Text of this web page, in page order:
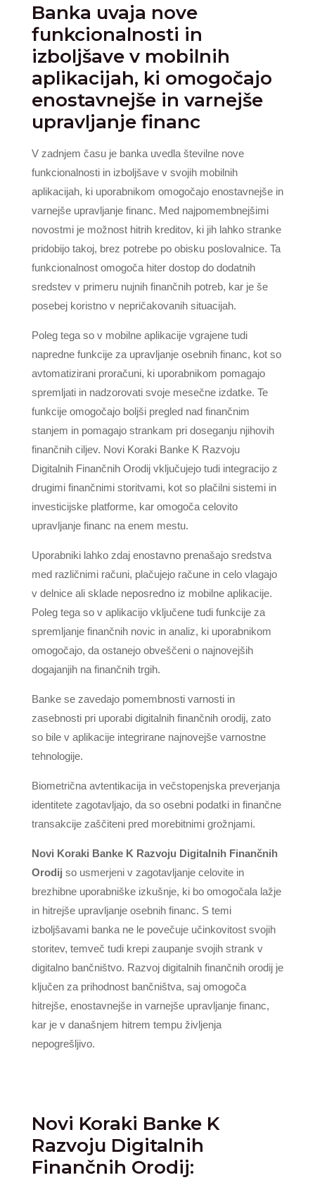
Banka uvaja nove
funkcionalnosti in
izboljšave v mobilnih
aplikacijah, ki omogočajo
enostavnejše in varnejše
upravljanje financ
V zadnjem času je banka uvedla številne nove
funkcionalnosti in izboljšave v svojih mobilnih
aplikacijah, ki uporabnikom omogočajo enostavnejše in
varnejše upravljanje financ. Med najpomembnejšimi
novostmi je možnost hitrih kreditov, ki jih lahko stranke
pridobijo takoj, brez potrebe po obisku poslovalnice. Ta
funkcionalnost omogoča hiter dostop do dodatnih
sredstev v primeru nujnih finančnih potreb, kar je še
posebej koristno v nepričakovanih situacijah.
Poleg tega so v mobilne aplikacije vgrajene tudi
napredne funkcije za upravljanje osebnih financ, kot so
avtomatizirani proračuni, ki uporabnikom pomagajo
spremljati in nadzorovati svoje mesečne izdatke. Te
funkcije omogočajo boljši pregled nad finančnim
stanjem in pomagajo strankam pri doseganju njihovih
finančnih ciljev. Novi Koraki Banke K Razvoju
Digitalnih Finančnih Orodij vključujejo tudi integracijo z
drugimi finančnimi storitvami, kot so plačilni sistemi in
investicijske platforme, kar omogoča celovito
upravljanje financ na enem mestu.
Uporabniki lahko zdaj enostavno prenašajo sredstva
med različnimi računi, plačujejo račune in celo vlagajo
v delnice ali sklade neposredno iz mobilne aplikacije.
Poleg tega so v aplikacijo vključene tudi funkcije za
spremljanje finančnih novic in analiz, ki uporabnikom
omogočajo, da ostanejo obveščeni o najnovejših
dogajanjih na finančnih trgih.
Banke se zavedajo pomembnosti varnosti in
zasebnosti pri uporabi digitalnih finančnih orodij, zato
so bile v aplikacije integrirane najnovejše varnostne
tehnologije.
Biometrična avtentikacija in večstopenjska preverjanja
identitete zagotavljajo, da so osebni podatki in finančne
transakcije zaščiteni pred morebitnimi grožnjami.
Novi Koraki Banke K Razvoju Digitalnih Finančnih
Orodij so usmerjeni v zagotavljanje celovite in
brezhibne uporabniške izkušnje, ki bo omogočala lažje
in hitrejše upravljanje osebnih financ. S temi
izboljšavami banka ne le povečuje učinkovitost svojih
storitev, temveč tudi krepi zaupanje svojih strank v
digitalno bančništvo. Razvoj digitalnih finančnih orodij je
ključen za prihodnost bančništva, saj omogoča
hitrejše, enostavnejše in varnejše upravljanje financ,
kar je v današnjem hitrem tempu življenja
nepogrešljivo.
Novi Koraki Banke K
Razvoju Digitalnih
Finančnih Orodij: